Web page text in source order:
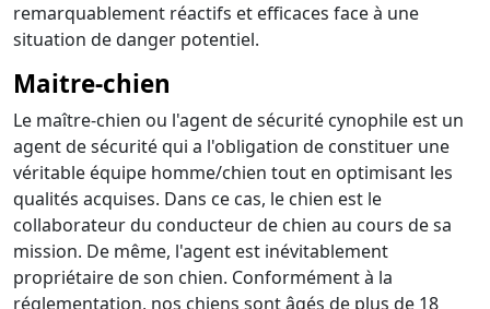
remarquablement réactifs et efficaces face à une
situation de danger potentiel.
Maitre-chien
Le maître-chien ou l'agent de sécurité cynophile est un
agent de sécurité qui a l'obligation de constituer une
véritable équipe homme/chien tout en optimisant les
qualités acquises. Dans ce cas, le chien est le
collaborateur du conducteur de chien au cours de sa
mission. De même, l'agent est inévitablement
propriétaire de son chien. Conformément à la
réglementation, nos chiens sont âgés de plus de 18